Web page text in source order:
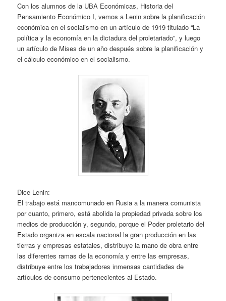
Con los alumnos de la UBA Económicas, Historia del
Pensamiento Económico I, vemos a Lenin sobre la planificación
económica en el socialismo en un artículo de 1919 titulado “La
política y la economía en la dictadura del proletariado”, y luego
un artículo de Mises de un año después sobre la planificación y
el cálculo económico en el socialismo.
Dice Lenin:
El trabajo está mancomunado en Rusia a la manera comunista
por cuanto, primero, está abolida la propiedad privada sobre los
medios de producción y, segundo, porque el Poder proletario del
Estado organiza en escala nacional la gran producción en las
tierras y empresas estatales, distribuye la mano de obra entre
las diferentes ramas de la economía y entre las empresas,
distribuye entre los trabajadores inmensas cantidades de
artículos de consumo pertenecientes al Estado.